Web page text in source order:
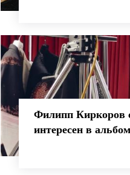
Филипп Киркоров
интересен в